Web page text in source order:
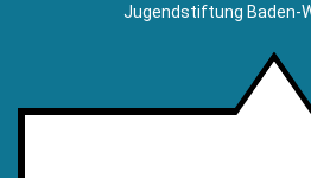
Jugendstiftung Baden-